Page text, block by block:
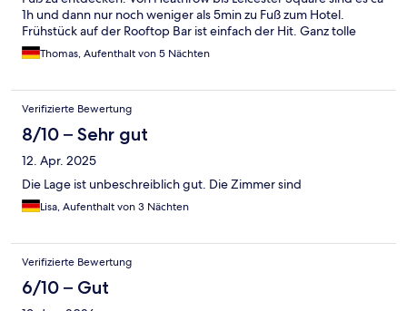
1h und dann nur noch weniger als 5min zu Fuß zum Hotel.
Frühstück auf der Rooftop Bar ist einfach der Hit. Ganz tolle
Aussicht über den Dächern Londons. Frühstück typisch britisch,
dafür ausreichend und lecker.
Thomas, Aufenthalt von 5 Nächten
Verifizierte Bewertung
8/10 – Sehr gut
12. Apr. 2025
Die Lage ist unbeschreiblich gut. Die Zimmer sind
Lisa, Aufenthalt von 3 Nächten
Verifizierte Bewertung
6/10 – Gut